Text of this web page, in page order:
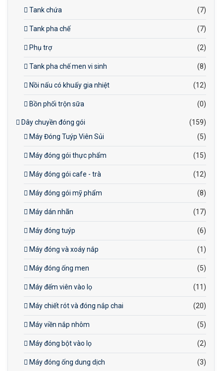
Tank chứa
(7)
Tank pha chế (7)
Phụ trợ (2)
Tank pha chế men vi sinh (8)
Nồi nấu có khuấy gia nhiệt (12)
Bồn phối trộn sữa (0)
Dây chuyền đóng gói
(159)
Máy Đóng Tuýp Viên Sủi
(5)
Máy đóng gói thực phẩm (15)
Máy đóng gói cafe - trà (12)
Máy đóng gói mỹ phẩm (8)
Máy dán nhãn (17)
Máy đóng tuýp (6)
Máy đóng và xoáy nắp (1)
Máy đóng ống men (5)
Máy đếm viên vào lọ (11)
Máy chiết rót và đóng nắp chai (20)
Máy viền nắp nhôm (5)
Máy đóng bột vào lọ (2)
Máy đóng ống dung dịch (3)